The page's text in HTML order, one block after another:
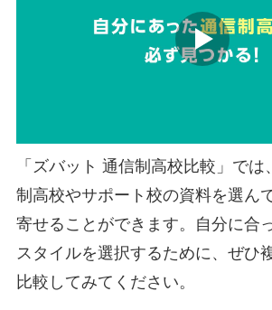
「ズバット 通信制高校比較」で
制高校やサポート校の資料を選ん
寄せることができます。自分に合
スタイルを選択するために、ぜひ
比較してみてください。